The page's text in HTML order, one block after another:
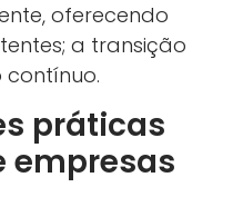
oferecendo
a transição
contínuo.
práticas
empresas